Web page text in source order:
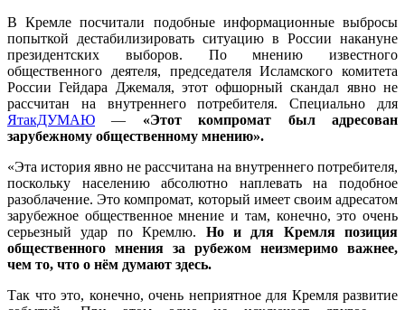
В Кремле посчитали подобные информационные выбросы
попыткой дестабилизировать ситуацию в России накануне
президентских выборов. По мнению известного
общественного деятеля, председателя Исламского комитета
России Гейдара Джемаля, этот офшорный скандал явно не
рассчитан на внутреннего потребителя. Специально для
ЯтакДУМАЮ — «Этот компромат был адресован
зарубежному общественному мнению».
«Эта история явно не рассчитана на внутреннего потребителя,
поскольку населению абсолютно наплевать на подобное
разоблачение. Это компромат, который имеет своим адресатом
зарубежное общественное мнение и там, конечно, это очень
серьезный удар по Кремлю. Но и для Кремля позиция
общественного мнения за рубежом неизмеримо важнее,
чем то, что о нём думают здесь.
Так что это, конечно, очень неприятное для Кремля развитие